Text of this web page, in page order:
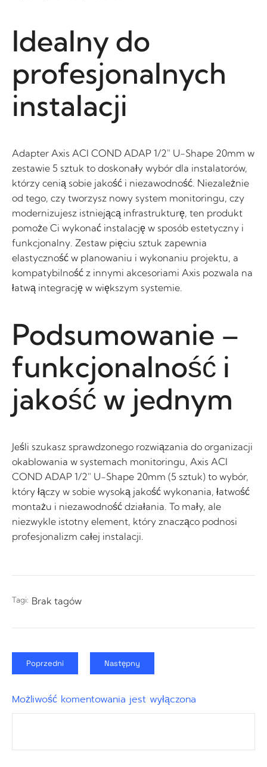
Idealny do
profesjonalnych
instalacji
Adapter Axis ACI COND ADAP 1/2″ U-Shape 20mm w
zestawie 5 sztuk to doskonały wybór dla instalatorów,
którzy cenią sobie jakość i niezawodność. Niezależnie
od tego, czy tworzysz nowy system monitoringu, czy
modernizujesz istniejącą infrastrukturę, ten produkt
pomoże Ci wykonać instalację w sposób estetyczny i
funkcjonalny. Zestaw pięciu sztuk zapewnia
elastyczność w planowaniu i wykonaniu projektu, a
kompatybilność z innymi akcesoriami Axis pozwala na
łatwą integrację w większym systemie.
Podsumowanie –
funkcjonalność i
jakość w jednym
Jeśli szukasz sprawdzonego rozwiązania do organizacji
okablowania w systemach monitoringu, Axis ACI
COND ADAP 1/2″ U-Shape 20mm (5 sztuk) to wybór,
który łączy w sobie wysoką jakość wykonania, łatwość
montażu i niezawodność działania. To mały, ale
niezwykle istotny element, który znacząco podnosi
profesjonalizm całej instalacji.
Tagi: Brak tagów
Poprzedni Następny
Możliwość komentowania jest wyłączona